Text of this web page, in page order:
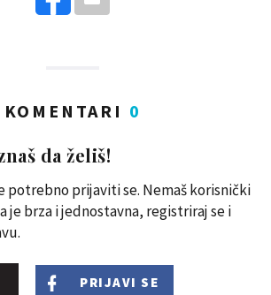
KOMENTARI 0
da želiš!
potrebno prijaviti se. Nemaš korisnički
je brza i jednostavna, registriraj se i
PRIJAVI SE